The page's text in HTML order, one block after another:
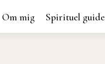
Om mig Spirituel guide